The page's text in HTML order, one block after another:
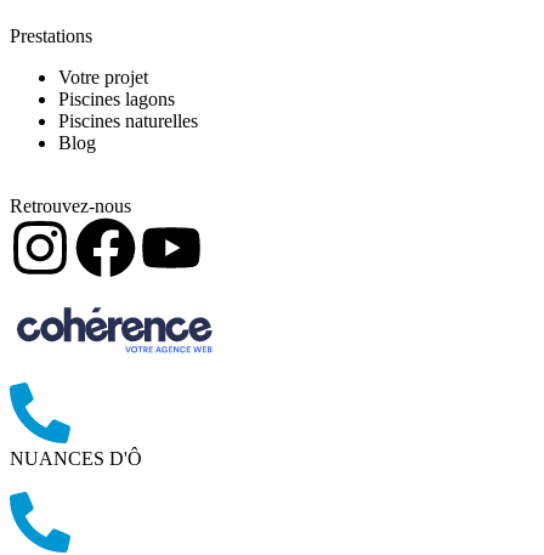
Prestations
Votre projet
Piscines lagons
Piscines naturelles
Blog
Retrouvez-nous
NUANCES D'Ô